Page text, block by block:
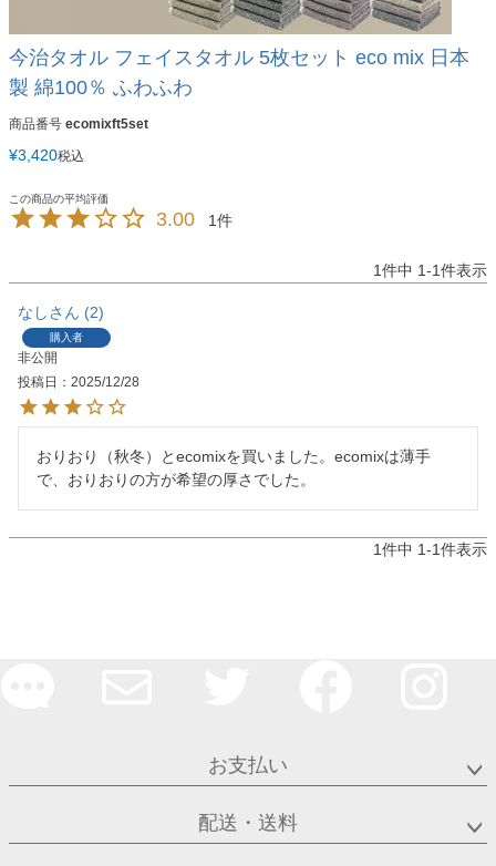
今治タオル フェイスタオル 5枚セット eco mix 日本
製 綿100％ ふわふわ
商品番号 ecomixft5set
¥3,420税込
3.00 1
1件中 1-1件表示
なし 2
購入者
非公開
投稿日
2025/12/28
おりおり（秋冬）とecomixを買いました。ecomixは薄手
で、おりおりの方が希望の厚さでした。
1件中 1-1件表示
お支払い
配送・送料